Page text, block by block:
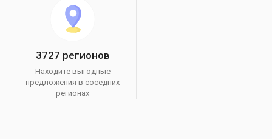
3727 регионов
Находите выгодные
предложения в соседних
регионах